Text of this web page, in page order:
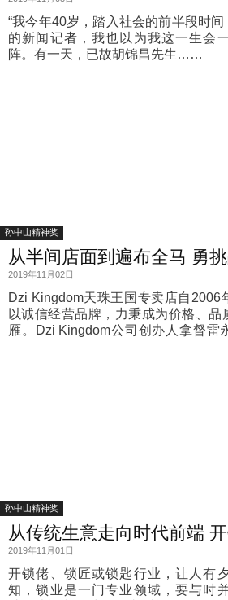
“我今年40岁，踏入社会的前半段时
的新闻记者，我也以为我这一生会
阵。有一天，已故胡锦昌先生……
孙中山精神奖
从半间店面到遍布全马 勇
2019年11月02日
Dzi Kingdom天珠王国专卖店自2006
以诚信经营品牌，力秉成为价格、
雁。Dzi Kingdom公司创办人拿督雷
孙中山精神奖
从传统生意走向时代前端
2019年11月01日
开锁佬、锁匠或锁匙行业，让人有
知，锁业是一门专业领域，要与时